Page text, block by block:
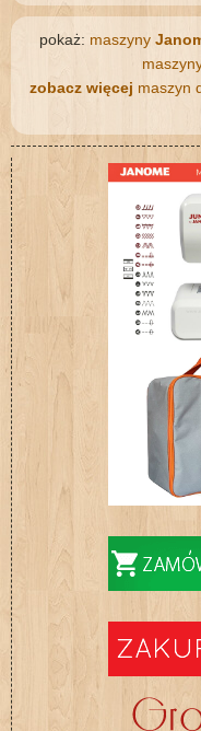
pokaż: maszyny
zobacz więcej maszyn